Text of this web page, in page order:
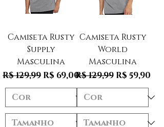
Camiseta Rusty
Supply
Masculina
Preço normal
R$ 129,99 Preço promocional
R$ 69,00
Camiseta Rusty
World
Masculina
Preço normal
R$ 129,99 Preço
R$ 59,90